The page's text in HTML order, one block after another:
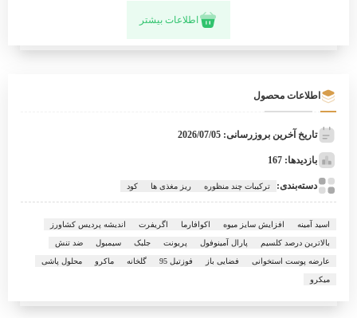
5
از 5 در
اطلاعات بیشتر
اطلاعات محصول
تاریخ آخرین بروزرسانی: 2026/07/05
بازدیدها: 167
دسته‌بندی: ترکیبات چند منظوره ریز مغذی ها کود
اسید آمینه افزایش سایز میوه اکوافارما اگریفرت اندیشه پردیس کشاورز
بالاترین درصد کلسیم پارال آمينوفول پریونت جلبک سیمبول ضد تنش
عارضه پوست استخوانی فضایی باز فوزتيل 95 گلخانه ماکرو محلول پاشی
میکرو